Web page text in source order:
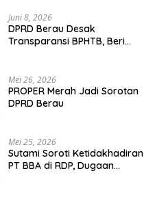
Juni 8, 2026
DPRD Berau Desak
Transparansi BPHTB, Beri
Mei 26, 2026
PROPER Merah Jadi Sorotan
DPRD Berau
Mei 25, 2026
Sutami Soroti Ketidakhadiran
PT BBA di RDP, Dugaan